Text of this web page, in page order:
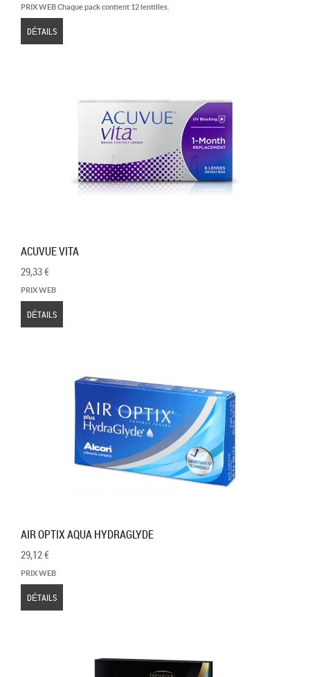
PRIX WEB Chaque pack contient 12 lentilles.
DÉTAILS
ACUVUE VITA
29,33 €
PRIX WEB
DÉTAILS
AIR OPTIX AQUA HYDRAGLYDE
29,12 €
PRIX WEB
DÉTAILS